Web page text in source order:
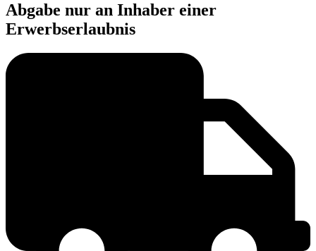
Abgabe nur an Inhaber einer
Erwerbserlaubnis